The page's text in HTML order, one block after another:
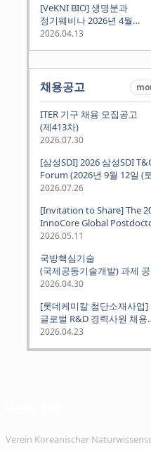
[VeKNI BIO] 생명분과
정기웨비나 2026년 4월
(2026.04.16 Thu 9:00PM)
2026.04.13
채용공고
ITER 기구 채용 모집공고
(제413차)
2026.07.30
[삼성SDI] 2026 삼성SDI
Forum (2026년 9월 12일 (
뮌헨 개최)
2026.07.26
[Invitation to Share] The
InnoCore Global
Job Fair: Meet Korea's 4
Institutes
2026.05.11
국방핵심기술
(국제공동기술개발) 과제
안내 (~2026.06.26)
2026.04.30
[롯데케미칼 첨단소재사업]
글로벌 R&D 경력사원 채용
(~2026. 5.5)
2026.04.23
Verein Koreanischer